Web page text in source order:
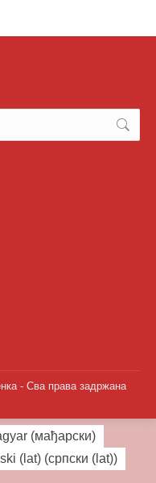
- Сва права задржана
(мађарски)
(lat)(српски (lat))